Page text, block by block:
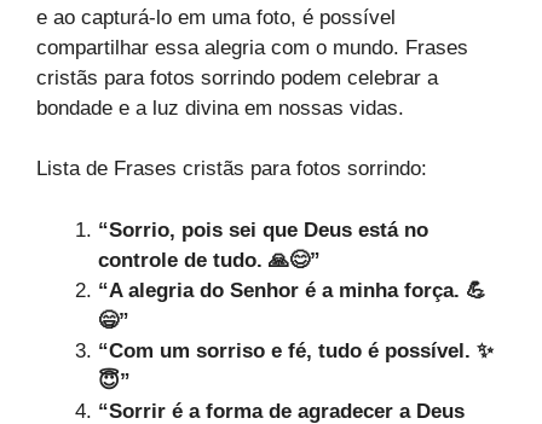
e ao capturá-lo em uma foto, é possível
compartilhar essa alegria com o mundo. Frases
cristãs para fotos sorrindo podem celebrar a
bondade e a luz divina em nossas vidas.
Lista de Frases cristãs para fotos sorrindo:
“Sorrio, pois sei que Deus está no
controle de tudo. 🙏😊”
“A alegria do Senhor é a minha força. 💪
😄”
“Com um sorriso e fé, tudo é possível. ✨
😇”
“Sorrir é a forma de agradecer a Deus